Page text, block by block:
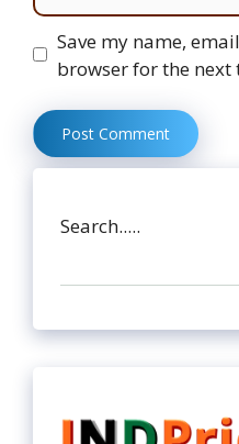
Website
Save my name,
browser for the next
Search.....